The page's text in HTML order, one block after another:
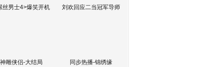
丝男士4>爆笑开机 刘欢回应二当冠军导师
神雕侠侣-大结局 同步热播-锦绣缘